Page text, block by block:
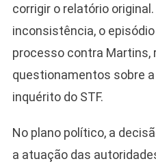
corrigir o relatório
inconsistência, o
processo contra Martins,
questionamentos sobre
inquérito do STF.
No plano político, a
a atuação das